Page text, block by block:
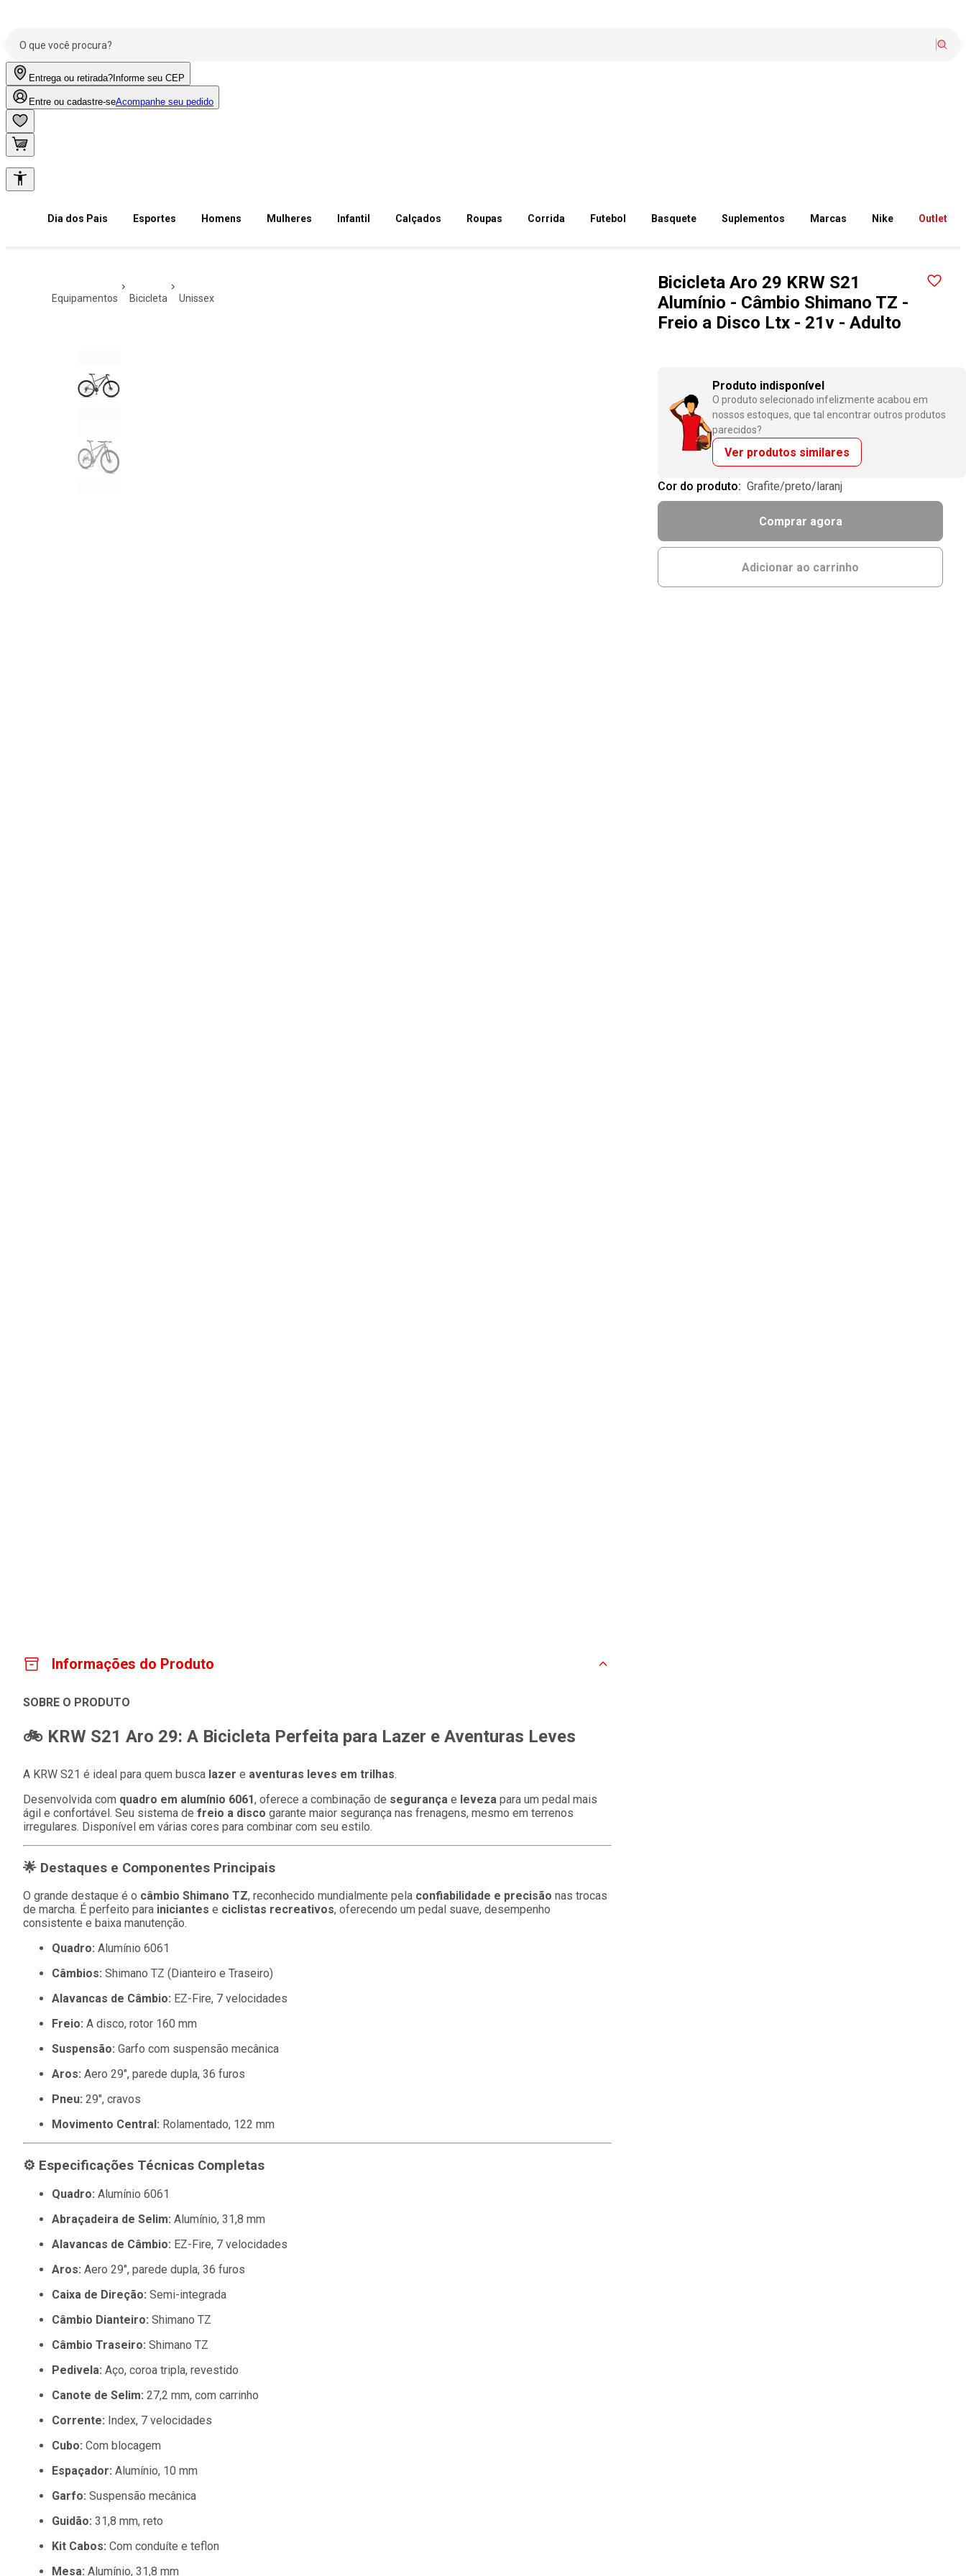
Entrega ou retirada? Informe seu CEP
Entre ou cadastre-seAcompanhe seu pedido
Dia dos Pais Esportes Homens Mulheres Infantil Calçados Roupas Corrida Futebol Basquete Suplementos Marcas Nike Outlet
equipamentos bicicleta unissex
Bicicleta Aro 29 KRW S21
Alumínio - Câmbio Shimano TZ -
Freio a Disco Ltx - 21v - Adulto
Produto indisponível
O produto selecionado infelizmente acabou em
nossos estoques, que tal encontrar outros produtos
parecidos?
Ver produtos similares
Cor do produto: grafite/preto/laranj
Comprar agora
Adicionar ao carrinho
Informações do Produto
SOBRE O PRODUTO
🚲 KRW S21 Aro 29: A Bicicleta Perfeita para Lazer e Aventuras Leves
A KRW S21 é ideal para quem busca lazer e aventuras leves em trilhas.
Desenvolvida com quadro em alumínio 6061, oferece a combinação de segurança e leveza para um pedal mais
ágil e confortável. Seu sistema de freio a disco garante maior segurança nas frenagens, mesmo em terrenos
irregulares. Disponível em várias cores para combinar com seu estilo.
🌟 Destaques e Componentes Principais
O grande destaque é o câmbio Shimano TZ, reconhecido mundialmente pela confiabilidade e precisão nas trocas
de marcha. É perfeito para iniciantes e ciclistas recreativos, oferecendo um pedal suave, desempenho
consistente e baixa manutenção.
Quadro: Alumínio 6061
Câmbios: Shimano TZ (Dianteiro e Traseiro)
Alavancas de Câmbio: EZ-Fire, 7 velocidades
Freio: A disco, rotor 160 mm
Suspensão: Garfo com suspensão mecânica
Aros: Aero 29", parede dupla, 36 furos
Pneu: 29", cravos
Movimento Central: Rolamentado, 122 mm
⚙️ Especificações Técnicas Completas
Quadro: Alumínio 6061
Abraçadeira de Selim: Alumínio, 31,8 mm
Alavancas de Câmbio: EZ-Fire, 7 velocidades
Aros: Aero 29", parede dupla, 36 furos
Caixa de Direção: Semi-integrada
Câmbio Dianteiro: Shimano TZ
Câmbio Traseiro: Shimano TZ
Pedivela: Aço, coroa tripla, revestido
Canote de Selim: 27,2 mm, com carrinho
Corrente: Index, 7 velocidades
Cubo: Com blocagem
Espaçador: Alumínio, 10 mm
Garfo: Suspensão mecânica
Guidão: 31,8 mm, reto
Kit Cabos: Com conduíte e teflon
Mesa: Alumínio, 31,8 mm